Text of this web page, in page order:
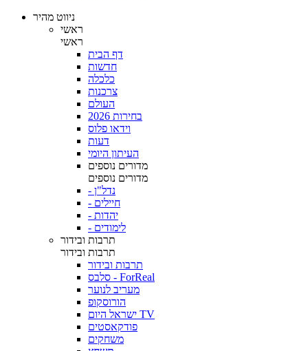
ניווט מהיר
ראשי
ראשי
דף הבית
חדשות
כלכלה
צרכנות
העולם
בחירות 2026
וידאו פלוס
דעות
העיתון היומי
מדורים נוספים
מדורים נוספים
- נדל"ן
- חיילים
- יהדות
- לימודים
תרבות ובידור
תרבות ובידור
תרבות ובידור
סלבס - ForReal
מעריב לנוער
הורוסקופ
ישראל היום TV
פודקאסטים
משחקים